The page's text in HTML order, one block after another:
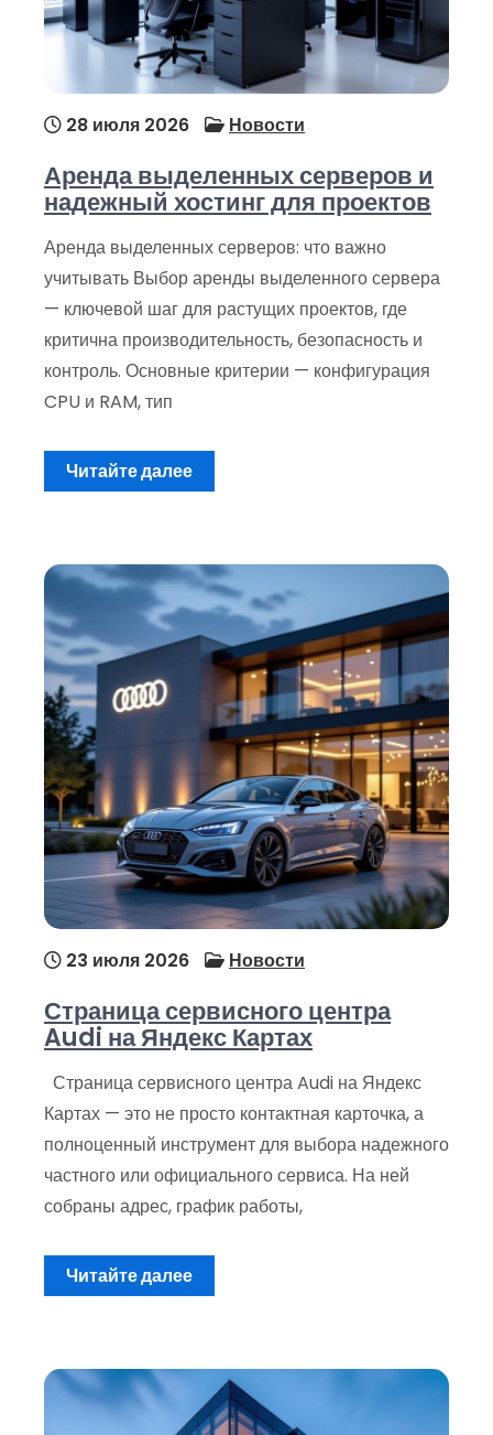
28 июля 2026 Новости
Аренда выделенных серверов и
надежный хостинг для проектов
Аренда выделенных серверов: что важно
учитывать Выбор аренды выделенного сервера
— ключевой шаг для растущих проектов, где
критична производительность, безопасность и
контроль. Основные критерии — конфигурация
CPU и RAM, тип
Читайте далее
23 июля 2026 Новости
Страница сервисного центра
Audi на Яндекс Картах
Страница сервисного центра Audi на Яндекс
Картах — это не просто контактная карточка, а
полноценный инструмент для выбора надежного
частного или официального сервиса. На ней
собраны адрес, график работы,
Читайте далее